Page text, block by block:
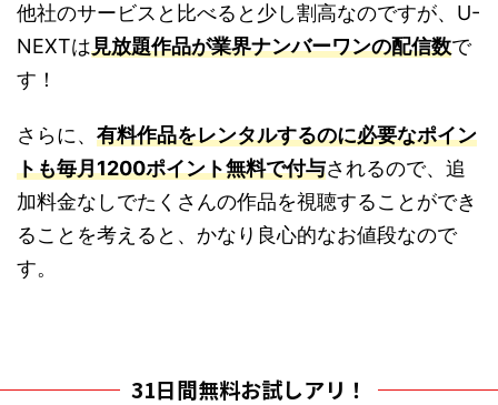
他社のサービスと比べると少し割高なのですが、U-
NEXTは見放題作品が業界ナンバーワンの配信数で
す！
さらに、 有料作品をレンタルするのに必要なポイン
トも毎月1200ポイント無料で付与されるので、追
加料金なしでたくさんの作品を視聴することができ
ることを考えると、かなり良心的なお値段なので
す。
31日間無料お試しアリ！